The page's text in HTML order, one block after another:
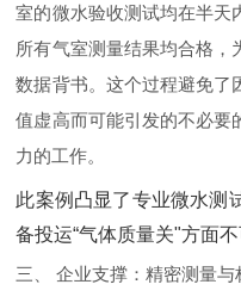
室的微水验收测试均在半天
所有气室测量结果均合格，
数据背书。这个过程避免了
值虚高而可能引发的不必要
力的工作。
此案例凸显了专业微水测
备投运“气体质量关"方面不
三、 企业支撑：精密测量